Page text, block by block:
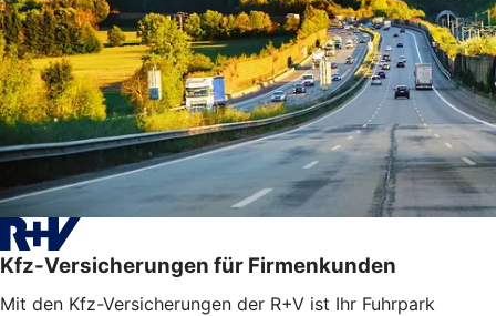
Kfz-Versicherungen für Firmenkunden
Mit den Kfz-Versicherungen der R+V ist Ihr Fuhrpark